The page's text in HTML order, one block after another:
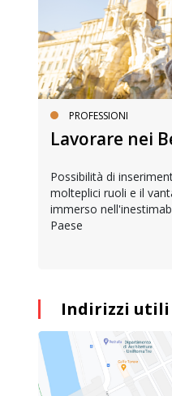
PROFESSIONI
Lavorare nei
Possibilità di
molteplici ruoli e il
immerso
Paese
Indirizzi utili